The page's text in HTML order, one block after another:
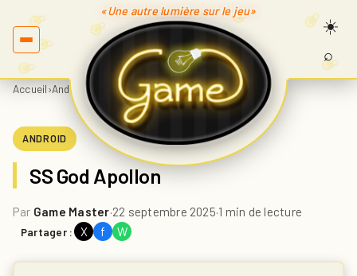
«Une autre lumière sur le jeu»
⌕
Accueil›Android› SS God Apollon
ANDROID
SS God Apollon
Par Game Master·22 septembre 2025·1 min de lecture
Partager : X f W